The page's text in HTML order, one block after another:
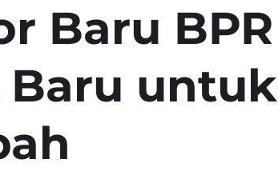
Baru BPR
Baru untuk